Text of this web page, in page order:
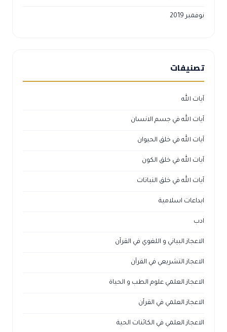
نوفمبر 2019
تصنيفات
آيات الله
آيات الله في جسم الانسان
آيات الله في خلق الحيوان
آيات الله في خلق الكون
آيات الله في خلق النباتات
ابداعات اسلامية
ادب
الاعجاز البياني و اللغوي في القرآن
الاعجاز التشريعي في القرآن
الاعجاز العلمي علوم الطب و الحياة
الاعجاز العلمي في القرآن
الاعجاز العلمي في الكائنات الحية